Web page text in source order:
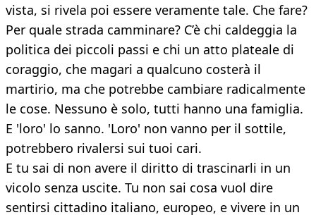
vista, si rivela poi essere veramente tale. Che fare?
Per quale strada camminare? C’è chi caldeggia la
politica dei piccoli passi e chi un atto plateale di
coraggio, che magari a qualcuno costerà il
martirio, ma che potrebbe cambiare radicalmente
le cose. Nessuno è solo, tutti hanno una famiglia.
E 'loro' lo sanno. 'Loro' non vanno per il sottile,
potrebbero rivalersi sui tuoi cari.
E tu sai di non avere il diritto di trascinarli in un
vicolo senza uscite. Tu non sai cosa vuol dire
sentirsi cittadino italiano, europeo, e vivere in un